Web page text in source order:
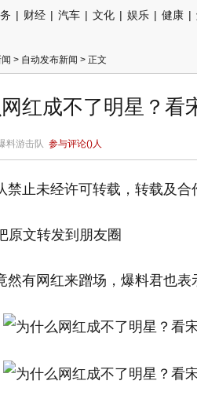
| 财经 | 汽车 | 文化 | 娱乐 | 健康 |
> 自动发布新闻 > 正文
红成不了明星？看
料游击队 参与评论()人
禁止未经许可转载，转载及合
原文转发到朋友圈
然有网红来蹭场，爆料君也表